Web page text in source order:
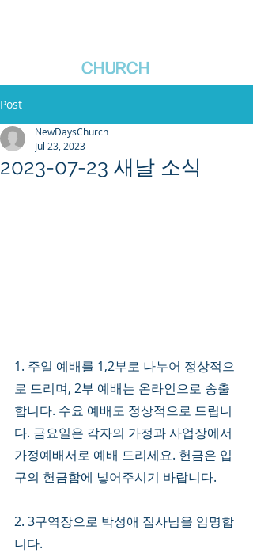
CHURCH
Post
2023-07-23 새날 소식
NewDaysChurch
Jul 23, 2023
1. 주일 예배를 1,2부로 나누어 정상적으
로 드리며, 2부 예배는 온라인으로 송출
합니다. 수요 예배도 정상적으로 드립니
다. 금요일은 각자의 가정과 사업장에서
가정예배서로 예배 드리세요. 헌금은 입
구의 헌금함에 넣어주시기 바랍니다.
2. 3구역장으로 박성애 집사님을 임명합
니다.